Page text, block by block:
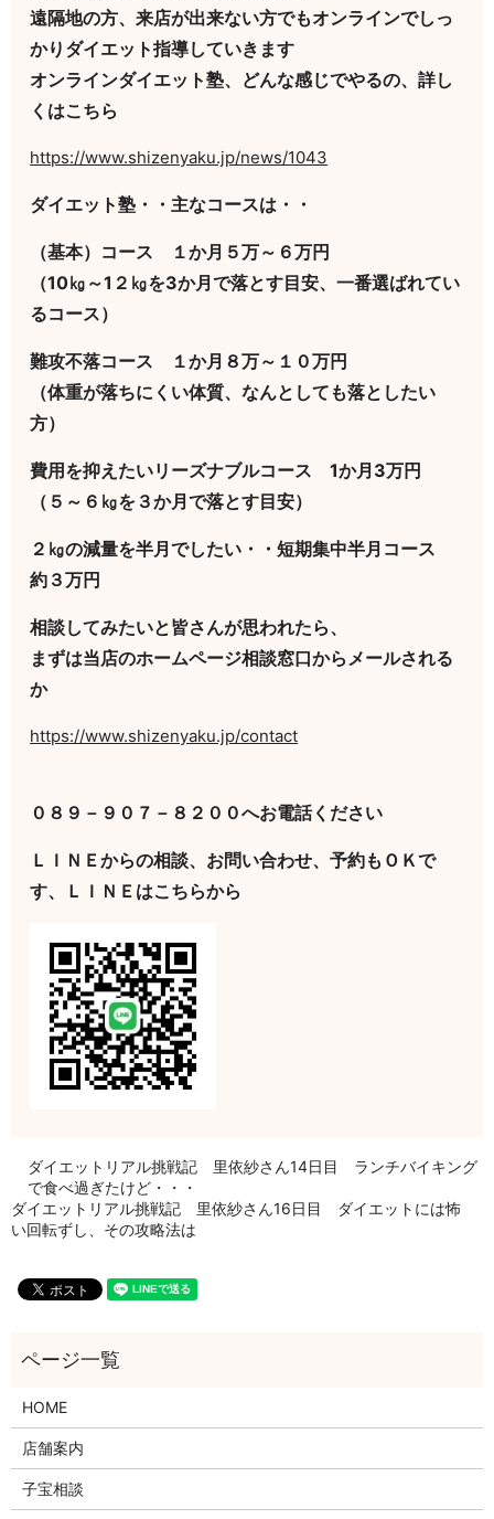
遠隔地の方、来店が出来ない方でもオンラインでしっ
かりダイエット指導していきます
オンラインダイエット塾、どんな感じでやるの、詳し
くはこちら
https://www.shizenyaku.jp/news/1043
ダイエット塾・・主なコースは・・
（基本）コース １か月５万～６万円
（10㎏～1２㎏を3か月で落とす目安、一番選ばれてい
るコース）
難攻不落コース １か月８万～１０万円
（体重が落ちにくい体質、なんとしても落としたい
方）
費用を抑えたいリーズナブルコース 1か月3万円
（５～６㎏を３か月で落とす目安）
２㎏の減量を半月でしたい・・短期集中半月コース
約３万円
相談してみたいと皆さんが思われたら、
まずは当店のホームページ相談窓口からメールされる
か
https://www.shizenyaku.jp/contact
０８９－９０７－８２００へお電話ください
ＬＩＮＥからの相談、お問い合わせ、予約もＯＫで
す、ＬＩＮＥはこちらから
ダイエットリアル挑戦記 里依紗さん14日目 ランチバイキング
で食べ過ぎたけど・・・
ダイエットリアル挑戦記 里依紗さん16日目 ダイエットには怖
い回転ずし、その攻略法は
HOME
店舗案内
子宝相談